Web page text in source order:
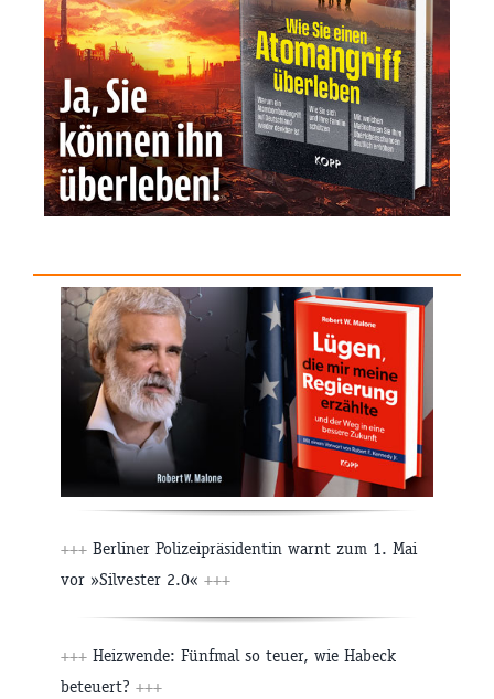
+++ Berliner Polizeipräsidentin warnt zum 1. Mai
vor »Silvester 2.0« +++
+++ Heizwende: Fünfmal so teuer, wie Habeck
beteuert? +++